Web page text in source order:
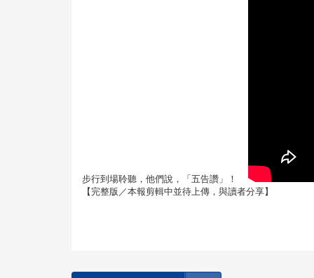
步行到場聆聽，他們說，「五告讚」！
【完整版／本報剪輯中並待上傳，與讀者分享】